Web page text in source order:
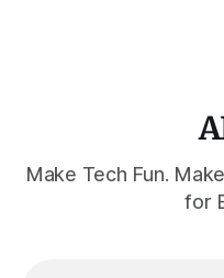
Make Tech Fun.
for